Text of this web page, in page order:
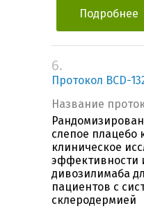
Подробнее
6.
Протокол BCD-
Название
слепое плацебо
клиническое
эффективности
дивозилимаба
пациентов с
склеродермией